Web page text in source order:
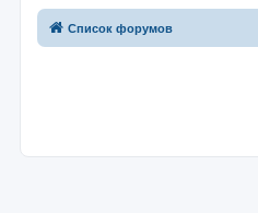
Список форумов